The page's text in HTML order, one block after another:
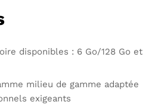
disponibles : 6 Go/128 Go et
milieu de gamme adaptée
exigeants